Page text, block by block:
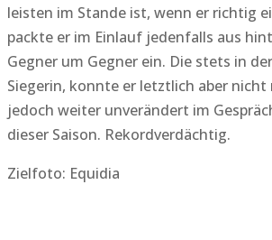
leisten im Stande ist, wenn er richtig
packte er im Einlauf jedenfalls aus
Gegner um Gegner ein. Die stets in
Siegerin, konnte er letztlich aber
jedoch weiter unverändert im
dieser Saison. Rekordverdächtig.
Zielfoto: Equidia